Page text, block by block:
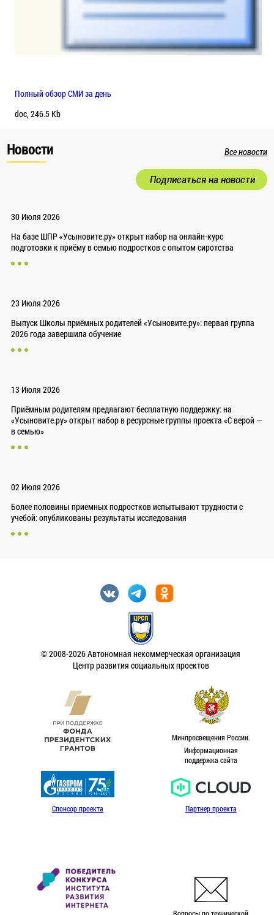
Полный обзор СМИ за день
doc, 246.5 Kb
Новости Все новости
Подписаться на новости
30 Июля 2026
На базе ШПР «Усыновите.ру» открыт набор на онлайн-курс
подготовки к приёму в семью подростков с опытом сиротства
23 Июля 2026
Выпуск Школы приёмных родителей «Усыновите.ру»: первая группа
2026 года завершила обучение
13 Июля 2026
Приёмным родителям предлагают бесплатную поддержку: на
«Усыновите.ру» открыт набор в ресурсные группы проекта «С верой —
в семью»
02 Июля 2026
Более половины приемных подростков испытывают трудности с
учебой: опубликованы результаты исследования
© 2008-2026 Автономная некоммерческая организация
Центр развития социальных проектов
Минпросвещения России.
Информационная
поддержка сайта
Спонсор проекта Партнер проекта
Вопросы по технической